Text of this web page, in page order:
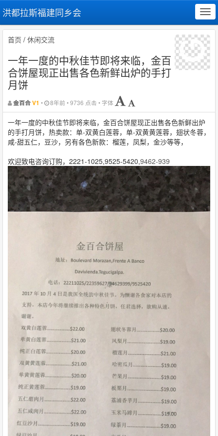
洪都拉斯福建同乡会
首页 / 休闲交流
一年一度的中秋佳节即将来临，金百
合饼屋现正出售各色新鲜出炉的手打
月饼
金百合V1 • 8年前 • 9736 点击 • 字体
一年一度的中秋佳节即将来临，金百合饼屋现正出售各色新鲜出炉
的手打月饼，热卖款：单-双黄白莲蓉，单-双黄黄莲蓉，翅状冬蓉，
咸-甜五仁，豆沙，另有各色新款：榴莲，凤梨，金沙等等，
欢迎致电咨询订购，2221-1025,9525-5420,9462-939